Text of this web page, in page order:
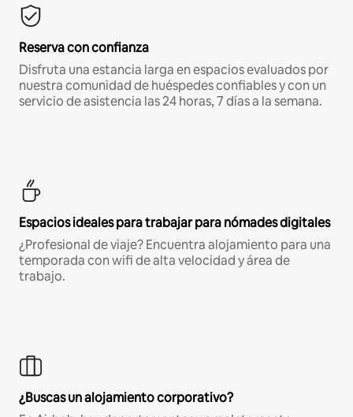
Reserva con confianza
Disfruta una estancia larga en espacios evaluados por
nuestra comunidad de huéspedes confiables y con un
servicio de asistencia las 24 horas, 7 días a la semana.
Espacios ideales para trabajar para nómades digitales
¿Profesional de viaje? Encuentra alojamiento para una
temporada con wifi de alta velocidad y área de
trabajo.
¿Buscas un alojamiento corporativo?